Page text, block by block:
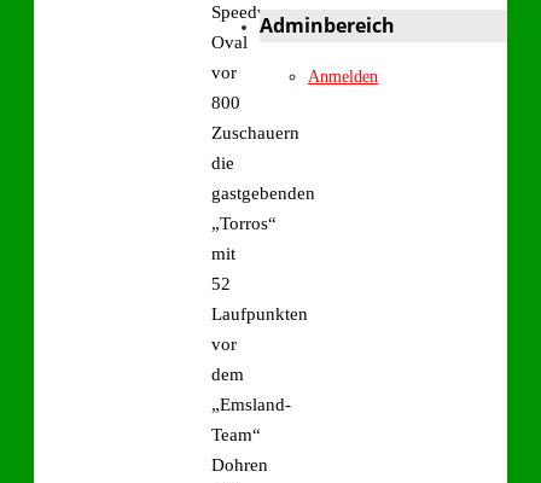
Speedway-
Oval
vor
800
Zuschauern
die
gastgebenden
„Torros“
mit
52
Laufpunkten
vor
dem
„Emsland-
Team“
Dohren
Adminbereich
Anmelden